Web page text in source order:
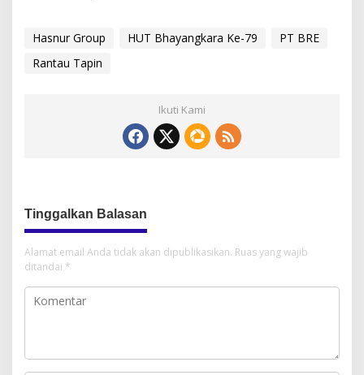
Hasnur Group HUT Bhayangkara Ke-79
PT BRE
Rantau Tapin
Ikuti Kami
Tinggalkan Balasan
Alamat email Anda tidak akan dipublikasikan. Ruas yang wajib
ditandai *